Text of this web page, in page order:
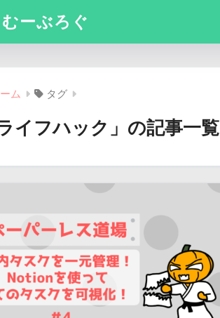
ーぶろぐ
ム タグ
ライフハック」の記事一覧